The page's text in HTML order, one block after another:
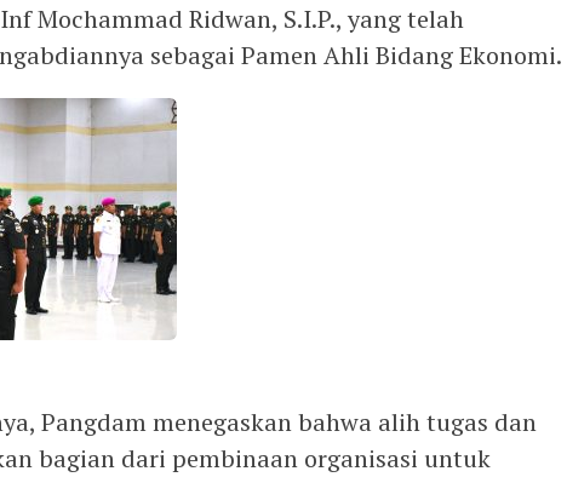
Mochammad Ridwan, S.I.P., yang telah
sebagai Pamen Ahli Bidang Ekonomi.
Pangdam menegaskan bahwa alih tugas dan
bagian dari pembinaan organisasi untuk